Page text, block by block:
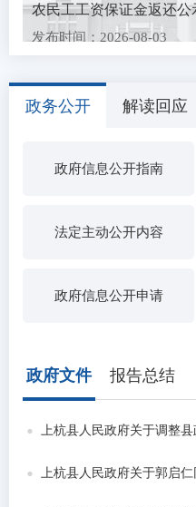
农民工工资保证金返还公
发布时间：2026-08-03
品产销对接活动展...
发布时间：2026-07-27
关于公开征求《水表、
发布时间：2026-07-21
中央层面整治形式主义
发布时间：2026-07-15
农民工工资保证金返还
县第十八批高校...
上杭县2026年度动物疫
政务公开 解读回应
政府信息公开指南
法定主动公开内容
政府信息公开申请
政府文件 报告总结
上杭县人民政府关于调整
上杭县人民政府关于郭启